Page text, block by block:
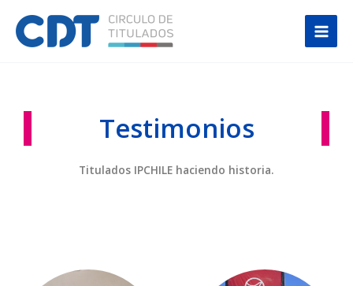
contenido
Main
Testimonios
Titulados IPCHILE haciendo historia.